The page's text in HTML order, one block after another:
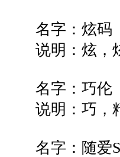
名字：炫码
说明：炫，炫
名字：巧伦
说明：巧，精
名字：随爱